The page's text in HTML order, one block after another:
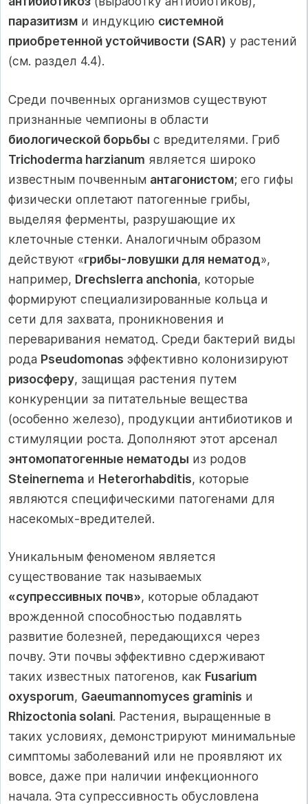
паразитизм и индукцию системной
приобретенной устойчивости (SAR) у растений
(см. раздел 4.4).
Среди почвенных организмов существуют
признанные чемпионы в области
биологической борьбы с вредителями. Гриб
Trichoderma harzianum является широко
известным почвенным антагонистом; его гифы
физически оплетают патогенные грибы,
выделяя ферменты, разрушающие их
клеточные стенки. Аналогичным образом
действуют «грибы-ловушки для нематод»,
например, Drechslerra anchonia, которые
формируют специализированные кольца и
сети для захвата, проникновения и
переваривания нематод. Среди бактерий виды
рода Pseudomonas эффективно колонизируют
ризосферу, защищая растения путем
конкуренции за питательные вещества
(особенно железо), продукции антибиотиков и
стимуляции роста. Дополняют этот арсенал
энтомопатогенные нематоды из родов
Steinernema и Heterorhabditis, которые
являются специфическими патогенами для
насекомых-вредителей.
Уникальным феноменом является
существование так называемых
«супрессивных почв», которые обладают
врожденной способностью подавлять
развитие болезней, передающихся через
почву. Эти почвы эффективно сдерживают
таких известных патогенов, как Fusarium
oxysporum, Gaeumannomyces graminis и
Rhizoctonia solani. Растения, выращенные в
таких условиях, демонстрируют минимальные
симптомы заболеваний или не проявляют их
вовсе, даже при наличии инфекционного
начала. Эта супрессивность обусловлена